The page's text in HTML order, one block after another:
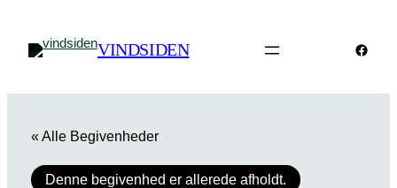
VINDSIDEN
« Alle Begivenheder
Denne begivenhed er allerede afholdt.